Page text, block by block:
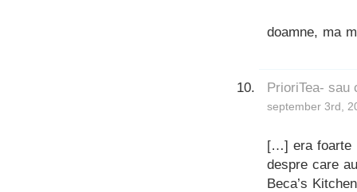
doamne, ma
PrioriTea- sau
september 3rd,
[…] era foarte
despre care
Beca’s